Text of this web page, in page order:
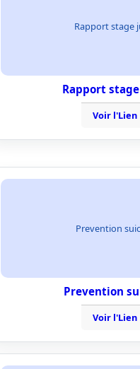
Rapport stage
Rapport
Voir l'Lien
Prevention
Prevention
Voir l'Lien